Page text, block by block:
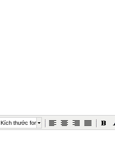
Kích thước font